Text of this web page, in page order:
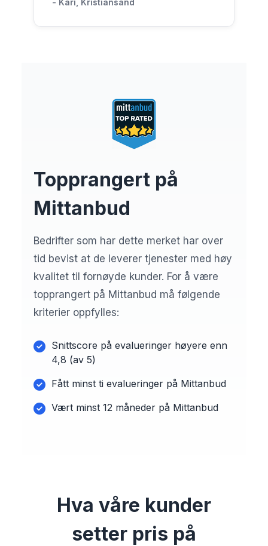
- Kari, Kristiansand
Topprangert på
Mittanbud
Bedrifter som har dette merket har over
tid bevist at de leverer tjenester med høy
kvalitet til fornøyde kunder. For å være
topprangert på Mittanbud må følgende
kriterier oppfylles:
Snittscore på evalueringer høyere enn
4,8 (av 5)
Fått minst ti evalueringer på Mittanbud
Vært minst 12 måneder på Mittanbud
Hva våre kunder
setter pris på